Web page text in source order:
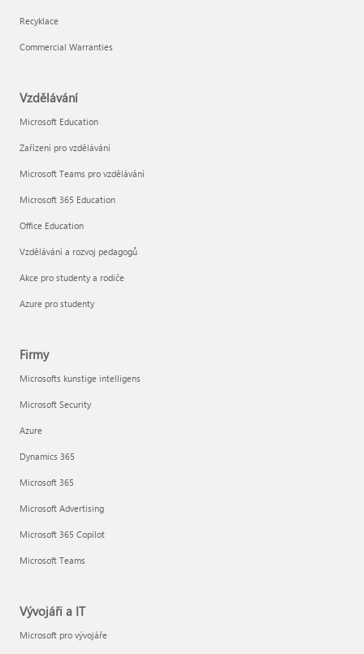
Recyklace
Commercial Warranties
Vzdělávání
Microsoft Education
Zařízení pro vzdělávání
Microsoft Teams pro vzdělávání
Microsoft 365 Education
Office Education
Vzdělávání a rozvoj pedagogů
Akce pro studenty a rodiče
Azure pro studenty
Firmy
Microsofts kunstige intelligens
Microsoft Security
Azure
Dynamics 365
Microsoft 365
Microsoft Advertising
Microsoft 365 Copilot
Microsoft Teams
Vývojáři a IT
Microsoft pro vývojáře